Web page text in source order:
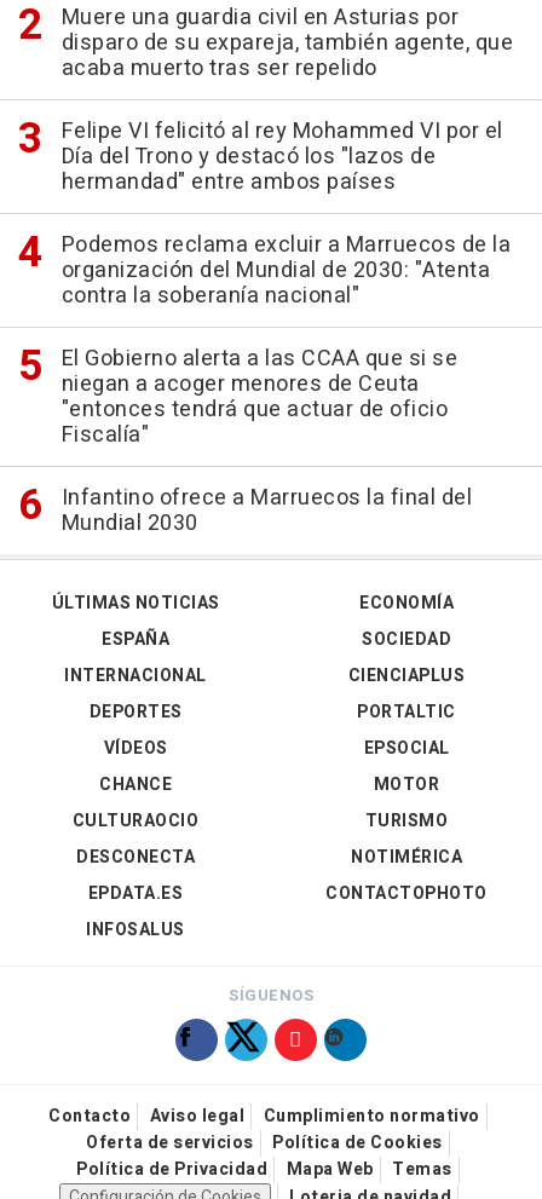
Muere una guardia civil en Asturias por
disparo de su expareja, también agente, que
acaba muerto tras ser repelido
Felipe VI felicitó al rey Mohammed VI por el
Día del Trono y destacó los "lazos de
hermandad" entre ambos países
Podemos reclama excluir a Marruecos de la
organización del Mundial de 2030: "Atenta
contra la soberanía nacional"
El Gobierno alerta a las CCAA que si se
niegan a acoger menores de Ceuta
"entonces tendrá que actuar de oficio
Fiscalía"
Infantino ofrece a Marruecos la final del
Mundial 2030
ÚLTIMAS NOTICIAS
ESPAÑA
INTERNACIONAL
DEPORTES
VÍDEOS
ECONOMÍA
SOCIEDAD
CIENCIAPLUS
PORTALTIC
EPSOCIAL
CHANCE
CULTURAOCIO
DESCONECTA
EPDATA.ES
INFOSALUS
MOTOR
TURISMO
NOTIMÉRICA
CONTACTOPHOTO
SÍGUENOS
Contacto Aviso legal
Cumplimiento normativo
Oferta de servicios
Política de Cookies
Política de Privacidad
Mapa Web
Temas